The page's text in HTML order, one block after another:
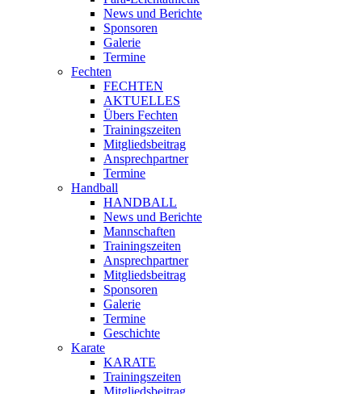
News und Berichte
Sponsoren
Galerie
Termine
Fechten
FECHTEN
AKTUELLES
Übers Fechten
Trainingszeiten
Mitgliedsbeitrag
Ansprechpartner
Termine
Handball
HANDBALL
News und Berichte
Mannschaften
Trainingszeiten
Ansprechpartner
Mitgliedsbeitrag
Sponsoren
Galerie
Termine
Geschichte
Karate
KARATE
Trainingszeiten
Mitgliedsbeitrag